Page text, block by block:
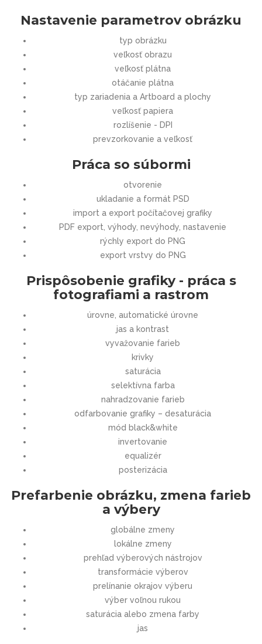
Nastavenie parametrov obrázku
typ obrázku
veľkosť obrazu
veľkosť plátna
otáčanie plátna
typ zariadenia a Artboard a plochy
veľkosť papiera
rozlíšenie - DPI
prevzorkovanie a veľkosť
Práca so súbormi
otvorenie
ukladanie a formát PSD
import a export počítačovej grafiky
PDF export, výhody, nevýhody, nastavenie
rýchly export do PNG
export vrstvy do PNG
Prispôsobenie grafiky - práca s
fotografiami a rastrom
úrovne, automatické úrovne
jas a kontrast
vyvažovanie farieb
krivky
saturácia
selektívna farba
nahradzovanie farieb
odfarbovanie grafiky – desaturácia
mód black&white
invertovanie
equalizér
posterizácia
Prefarbenie obrázku, zmena farieb
a výbery
globálne zmeny
lokálne zmeny
prehľad výberových nástrojov
transformácie výberov
prelínanie okrajov výberu
výber voľnou rukou
saturácia alebo zmena farby
jas